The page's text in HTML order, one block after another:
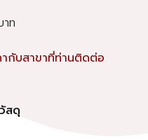
ท
กับสาขาที่ท่านติดต่อ
สดุ